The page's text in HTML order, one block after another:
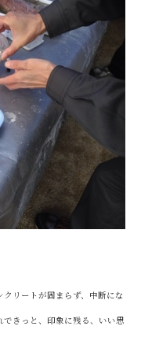
リートが固まらず、中断にな
きっと、印象に残る、いい思